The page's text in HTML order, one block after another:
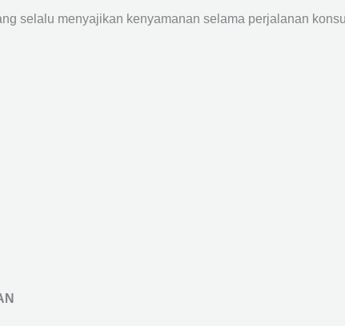
selalu menyajikan kenyamanan selama perjalanan